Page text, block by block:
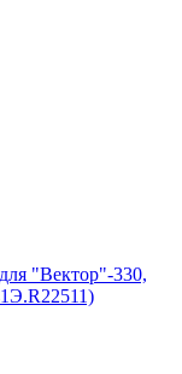
"Вектор"-330,